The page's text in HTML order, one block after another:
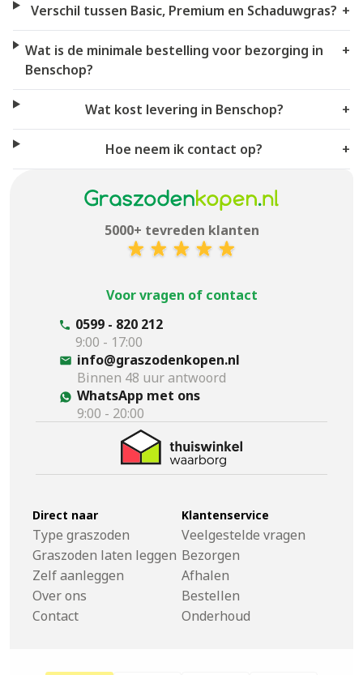
Verschil tussen Basic, Premium en Schaduwgras? +
Wat is de minimale bestelling voor bezorging in
Benschop?
+
Wat kost levering in Benschop? +
Hoe neem ik contact op? +
5000+ tevreden klanten
Voor vragen of contact
0599 - 820 212
9:00 - 17:00
info@graszodenkopen.nl
Binnen 48 uur antwoord
WhatsApp met ons
9:00 - 20:00
Direct naar
Type graszoden
Graszoden laten leggen
Zelf aanleggen
Over ons
Contact
Klantenservice
Veelgestelde vragen
Bezorgen
Afhalen
Bestellen
Onderhoud